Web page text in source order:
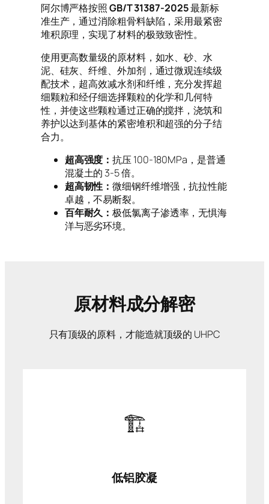
阿尔博严格按照GB/T 31387-2025最新标
准生产，通过消除粗骨料缺陷，采用最紧密
堆积原理，实现了材料的极致致密性。
使用更高数量级的原材料，如水、砂、水
泥、硅灰、纤维、外加剂，通过微观连续级
配技术，超高效减水剂和纤维，充分发挥超
细颗粒和经仔细选择颗粒的化学和几何特
性，并使这些颗粒通过正确的搅拌，浇筑和
养护以达到基体的紧密堆积和超强的分子结
合力。
超高强度：抗压 100-180MPa，是普通
混凝土的 3-5 倍。
超高韧性：微细钢纤维增强，抗拉性能
卓越，不易断裂。
百年耐久：极低氯离子渗透率，无惧海
洋与恶劣环境。
原材料成分解密
只有顶级的原料，才能造就顶级的 UHPC
🏗️
低铝胶凝